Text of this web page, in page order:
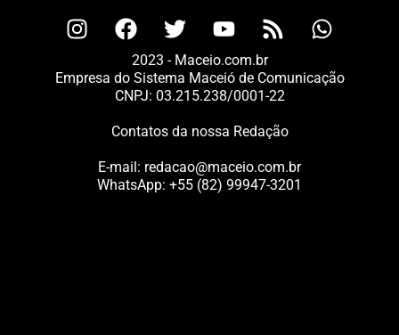
2023 - Maceio.com.br
Empresa do Sistema Maceió de Comunicação
CNPJ: 03.215.238/0001-22
Contatos da nossa Redação
E-mail: redacao@maceio.com.br
WhatsApp: +55 (82) 99947-3201